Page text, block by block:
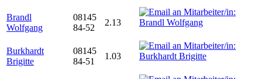
Brandl
Wolfgang
08145
84-52
2.13
Burkhardt
Brigitte
08145
84-51
1.03